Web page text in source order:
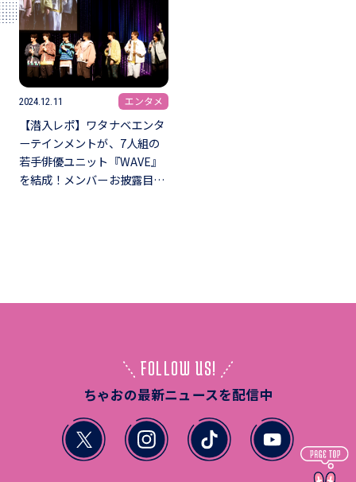
2024.12.11 エンタメ
【潜入レポ】ワタナベエンタ
ーテインメントが、7人組の
若手俳優ユニット『WAVE』
を結成！メンバーお披露目…
FOLLOW US!
ちゃおの最新ニュースを配信中